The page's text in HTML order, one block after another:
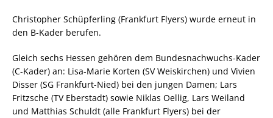
Christopher Schüpferling (Frankfurt Flyers) wurde erneut in
den B-Kader berufen.
Gleich sechs Hessen gehören dem Bundesnachwuchs-Kader
(C-Kader) an: Lisa-Marie Korten (SV Weiskirchen) und Vivien
Disser (SG Frankfurt-Nied) bei den jungen Damen; Lars
Fritzsche (TV Eberstadt) sowie Niklas Oellig, Lars Weiland
und Matthias Schuldt (alle Frankfurt Flyers) bei der